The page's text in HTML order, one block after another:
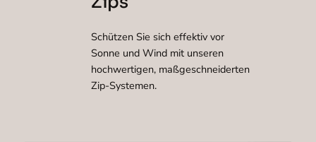
Schützen Sie sich effektiv vor
Sonne und Wind mit unseren
hochwertigen, maßgeschneiderten
Zip-Systemen.